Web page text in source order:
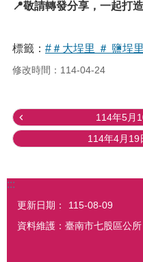
📍敬請轉發分享，一起打
標籤： #＃大埕里 ＃ 鹽埕
修改時間：114-04-24
114年5月
114年4月19
:::
更新日期：
115-08-09
資料維護：臺南市七股區公所